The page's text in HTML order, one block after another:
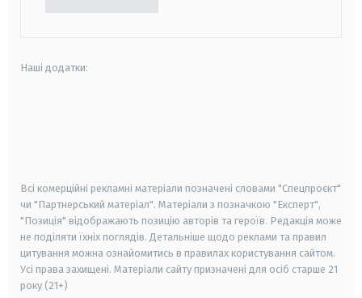
Наші додатки:
Всі комерційні рекламні матеріали позначені словами "Спецпроєкт"
чи "Партнерський матеріал". Матеріали з позначкою "Експерт",
"Позиція" відображають позицію авторів та героїв. Редакція може
не поділяти їхніх поглядів. Детальніше щодо реклами та правил
цитування можна ознайомитись в правилах користування сайтом.
Усі права захищені. Матеріали сайту призначені для осіб старше 21
року (21+)